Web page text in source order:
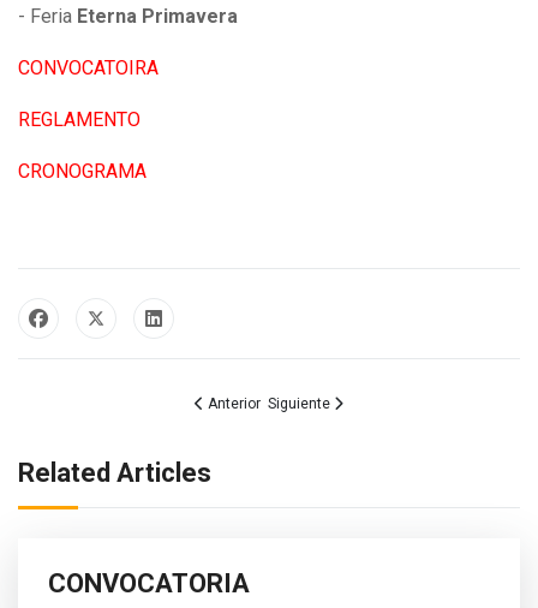
- Feria Eterna Primavera
CONVOCATOIRA
REGLAMENTO
CRONOGRAMA
Artículo anterior: Final del Campeonato Provincial
Anterior Artículo siguiente: APORTE SOCIAL Y
Siguiente
Related Articles
CONVOCATORIA